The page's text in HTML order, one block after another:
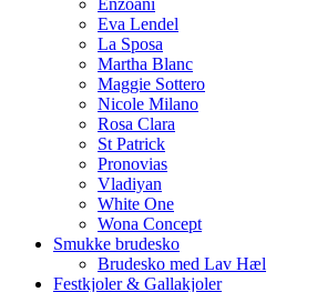
Eva Lendel
La Sposa
Martha Blanc
Maggie Sottero
Nicole Milano
Rosa Clara
St Patrick
Pronovias
Vladiyan
White One
Wona Concept
Smukke brudesko
Brudesko med Lav Hæl
Festkjoler & Gallakjoler